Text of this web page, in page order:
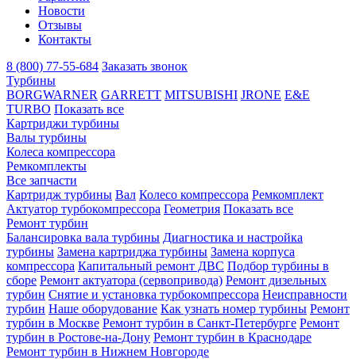
Новости
Отзывы
Контакты
8 (800) 77-55-684 Заказать звонок
Турбины
BORGWARNER GARRETT MITSUBISHI JRONE E&E
TURBO Показать все
Картриджи турбины
Валы турбины
Колеса компрессора
Ремкомплекты
Все запчасти
Картридж турбины Вал Колесо компрессора Ремкомплект
Актуатор турбокомпрессора Геометрия Показать все
Ремонт турбин
Балансировка вала турбины Диагностика и настройка
турбины Замена картриджа турбины Замена корпуса
компрессора Капитальный ремонт ДВС Подбор турбины в
сборе Ремонт актуатора (сервопривода) Ремонт дизельных
турбин Снятие и установка турбокомпрессора Неисправности
турбин Наше оборудование Как узнать номер турбины Ремонт
турбин в Москве Ремонт турбин в Санкт-Петербурге Ремонт
турбин в Ростове-на-Дону Ремонт турбин в Краснодаре
Ремонт турбин в Нижнем Новгороде